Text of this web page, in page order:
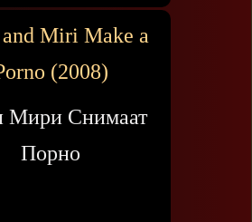
Miri Make a
(2008)
Мири Снимаат
Порно